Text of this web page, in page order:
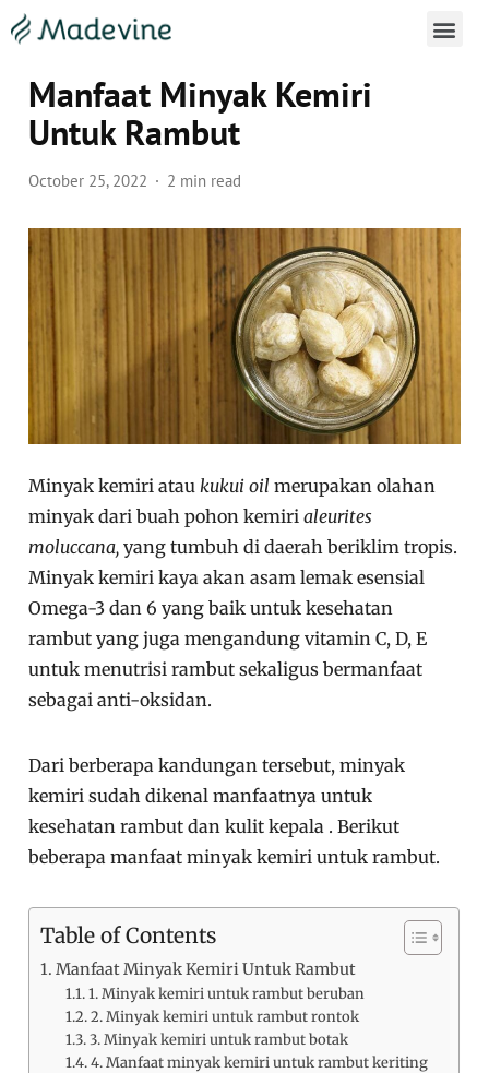
Manfaat Minyak Kemiri
Untuk Rambut
October 25, 2022 2 min read
Minyak kemiri atau kukui oil merupakan olahan
minyak dari buah pohon kemirialeurites
moluccana, yang tumbuh di daerah beriklim tropis.
Minyak kemiri kaya akan asam lemak esensial
Omega-3 dan 6 yang baik untuk kesehatan
rambut yang juga mengandung vitamin C, D, E
untuk menutrisi rambut sekaligus bermanfaat
sebagai anti-oksidan.
Dari berberapa kandungan tersebut, minyak
kemiri sudah dikenal manfaatnya untuk
kesehatan rambut dan kulit kepala . Berikut
beberapa manfaat minyak kemiri untuk rambut.
Table of Contents
Manfaat Minyak Kemiri Untuk Rambut
1. Minyak kemiri untuk rambut beruban
2. Minyak kemiri untuk rambut rontok
3. Minyak kemiri untuk rambut botak
4. Manfaat minyak kemiri untuk rambut keriting